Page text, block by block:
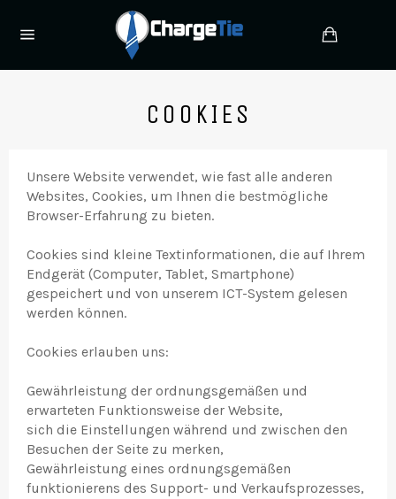
zum
Seitennavigation
COOKIES
Unsere Website verwendet, wie fast alle anderen
Websites, Cookies, um Ihnen die bestmögliche
Browser-Erfahrung zu bieten.
Cookies sind kleine Textinformationen, die auf Ihrem
Endgerät (Computer, Tablet, Smartphone)
gespeichert und von unserem ICT-System gelesen
werden können.
Cookies erlauben uns:
Gewährleistung der ordnungsgemäßen und
erwarteten Funktionsweise der Website,
sich die Einstellungen während und zwischen den
Besuchen der Seite zu merken,
Gewährleistung eines ordnungsgemäßen
funktionierens des Support- und Verkaufsprozesses,